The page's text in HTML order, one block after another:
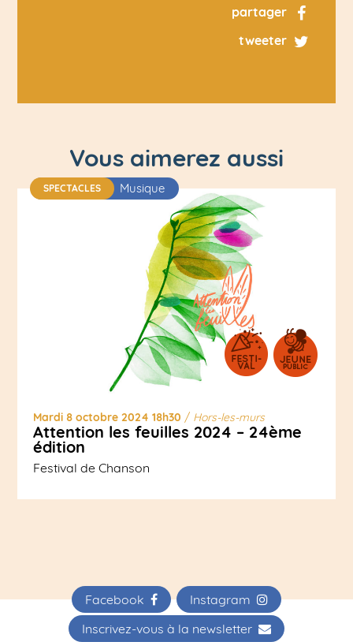
partager
tweeter
Vous aimerez aussi
Mardi 8 octobre 2024 18h30 / Hors-les-murs
Attention les feuilles 2024 – 24ème
édition
Festival de Chanson
SPECTACLES Musique
Facebook
Instagram
Inscrivez-vous à la newsletter